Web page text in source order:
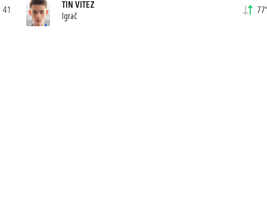
41
TIN VITEZ
Igrač
77'